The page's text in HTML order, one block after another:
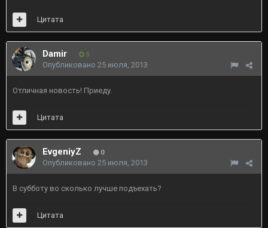
Цитата
Damir 5
Опубликовано 25 июля, 2013
Отличная новость! Приеду.
Цитата
EvgeniyZ 0
Опубликовано 25 июля, 2013
В субботу во сколько лучше подъехать?
Цитата